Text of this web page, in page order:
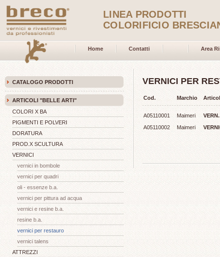
LINEA PRODOTTI
COLORIFICIO
Home Contatti Area
CATALOGO PRODOTTI
ARTICOLI "BELLE ARTI"
COLORI X BA
PIGMENTI E POLVERI
DORATURA
PROD.X SCULTURA
VERNICI
vernici in bombole
vernici per quadri
oli - essenze b.a.
vernici per pittura ad acqua
vernici e resine b.a.
resine b.a.
vernici per restauro
vernici talens
ATTREZZI
VERNICI PER
Cod. Marchio
A05110001 Maimeri
A05110002
Maimeri